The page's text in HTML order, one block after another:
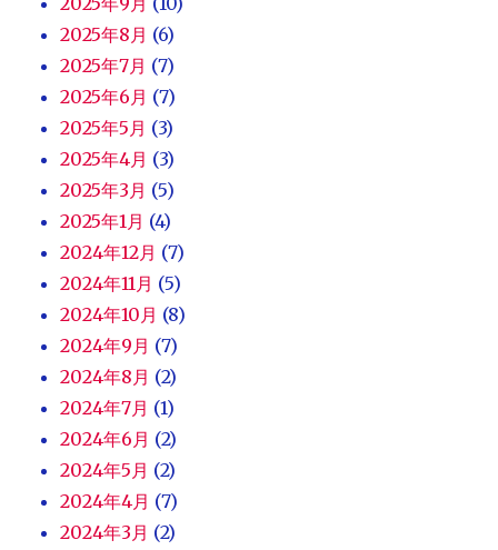
2025年8月 (6)
2025年7月 (7)
2025年6月 (7)
2025年5月 (3)
2025年4月 (3)
2025年3月 (5)
2025年1月 (4)
2024年12月 (7)
2024年11月 (5)
2024年10月 (8)
2024年9月 (7)
2024年8月 (2)
2024年7月 (1)
2024年6月 (2)
2024年5月 (2)
2024年4月 (7)
2024年3月 (2)